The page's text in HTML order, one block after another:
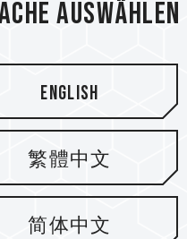
zu arbeiten und
auswählen
English
繁體中文
简体中文